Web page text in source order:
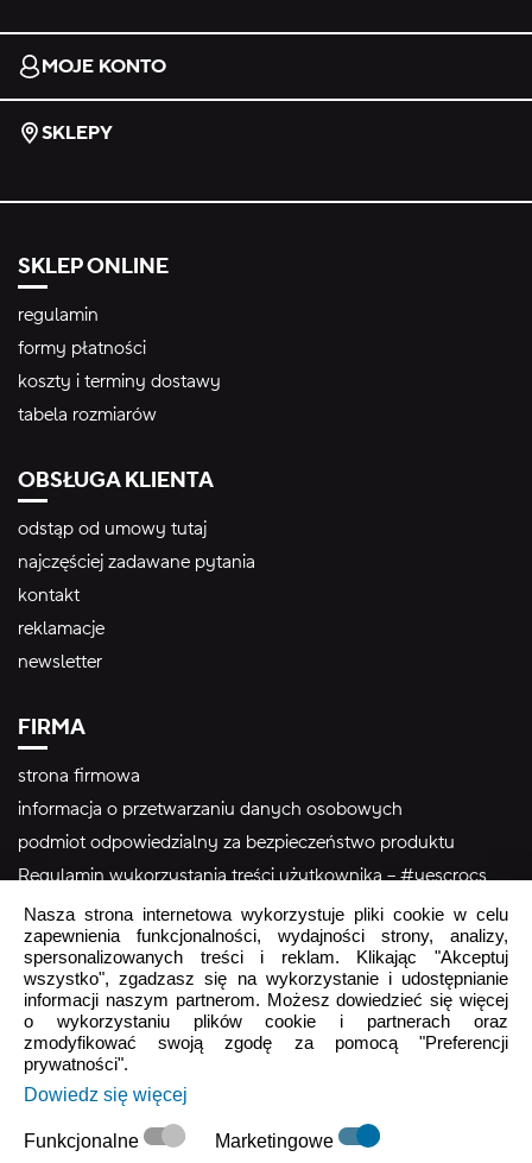
MOJE KONTO
SKLEPY
SKLEP ONLINE
regulamin
formy płatności
koszty i terminy dostawy
tabela rozmiarów
OBSŁUGA KLIENTA
odstąp od umowy tutaj
najczęściej zadawane pytania
kontakt
reklamacje
newsletter
FIRMA
strona firmowa
informacja o przetwarzaniu danych osobowych
podmiot odpowiedzialny za bezpieczeństwo produktu
Regulamin wykorzystania treści użytkownika – #yescrocs
Obsługa Klienta
Pon - Pt9:00 - 16:00
Sob - NdzZamknięte
crocs.sklep@intersocks.pl
22 230 94 60
Nasza strona internetowa wykorzystuje pliki cookie w celu
zapewnienia funkcjonalności, wydajności strony, analizy,
spersonalizowanych treści i reklam. Klikając "Akceptuj
wszystko", zgadzasz się na wykorzystanie i udostępnianie
informacji naszym partnerom. Możesz dowiedzieć się więcej
o wykorzystaniu plików cookie i partnerach oraz
zmodyfikować swoją zgodę za pomocą "Preferencji
prywatności".
Dowiedz się więcej
Funkcjonalne Marketingowe